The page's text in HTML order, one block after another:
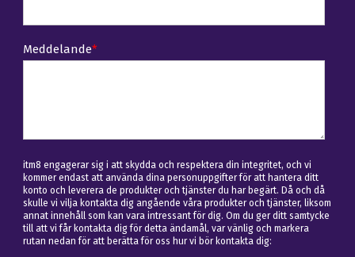
Meddelande*
itm8 engagerar sig i att skydda och respektera din integritet, och vi
kommer endast att använda dina personuppgifter för att hantera ditt
konto och leverera de produkter och tjänster du har begärt. Då och då
skulle vi vilja kontakta dig angående våra produkter och tjänster, liksom
annat innehåll som kan vara intressant för dig. Om du ger ditt samtycke
till att vi får kontakta dig för detta ändamål, var vänlig och markera
rutan nedan för att berätta för oss hur vi bör kontakta dig: